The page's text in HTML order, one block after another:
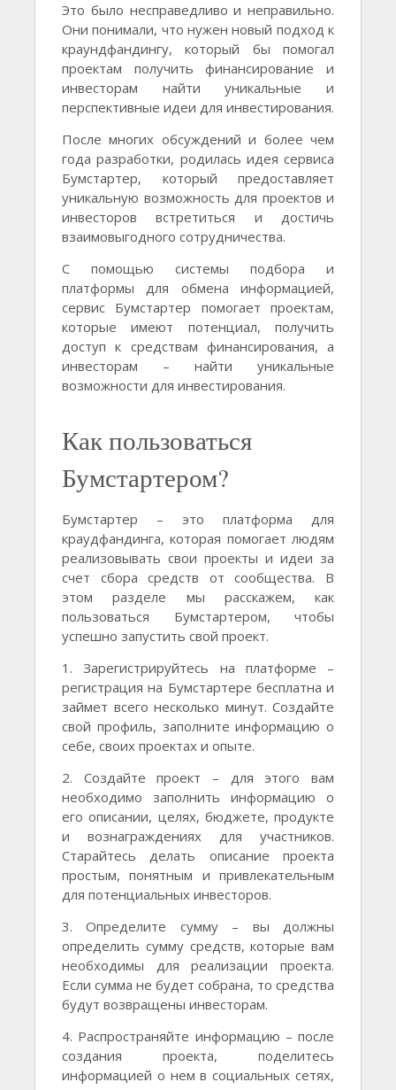
Это было несправедливо и неправильно.
Они понимали, что нужен новый подход к
краундфандингу, который бы помогал
проектам получить финансирование и
инвесторам найти уникальные и
перспективные идеи для инвестирования.
После многих обсуждений и более чем
года разработки, родилась идея сервиса
Бумстартер, который предоставляет
уникальную возможность для проектов и
инвесторов встретиться и достичь
взаимовыгодного сотрудничества.
С помощью системы подбора и
платформы для обмена информацией,
сервис Бумстартер помогает проектам,
которые имеют потенциал, получить
доступ к средствам финансирования, а
инвесторам – найти уникальные
возможности для инвестирования.
Как пользоваться
Бумстартером?
Бумстартер – это платформа для
краудфандинга, которая помогает людям
реализовывать свои проекты и идеи за
счет сбора средств от сообщества. В
этом разделе мы расскажем, как
пользоваться Бумстартером, чтобы
успешно запустить свой проект.
1. Зарегистрируйтесь на платформе –
регистрация на Бумстартере бесплатна и
займет всего несколько минут. Создайте
свой профиль, заполните информацию о
себе, своих проектах и опыте.
2. Создайте проект – для этого вам
необходимо заполнить информацию о
его описании, целях, бюджете, продукте
и вознаграждениях для участников.
Старайтесь делать описание проекта
простым, понятным и привлекательным
для потенциальных инвесторов.
3. Определите сумму – вы должны
определить сумму средств, которые вам
необходимы для реализации проекта.
Если сумма не будет собрана, то средства
будут возвращены инвесторам.
4. Распространяйте информацию – после
создания проекта, поделитесь
информацией о нем в социальных сетях,